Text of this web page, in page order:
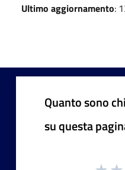
Ultimo aggiornamento:
Quanto sono
su questa